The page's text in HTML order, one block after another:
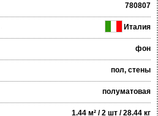
780807
Италия
фон
пол, стены
полуматовая
1.44 м² / 2 шт / 28.44 кг